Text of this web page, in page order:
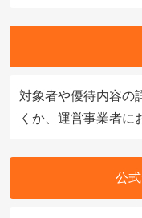
対象者や優待内容の
くか、運営事業者に
公